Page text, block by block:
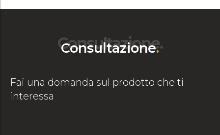
Consultazione.
Consultazione.
Fai una domanda sul prodotto che ti
interessa